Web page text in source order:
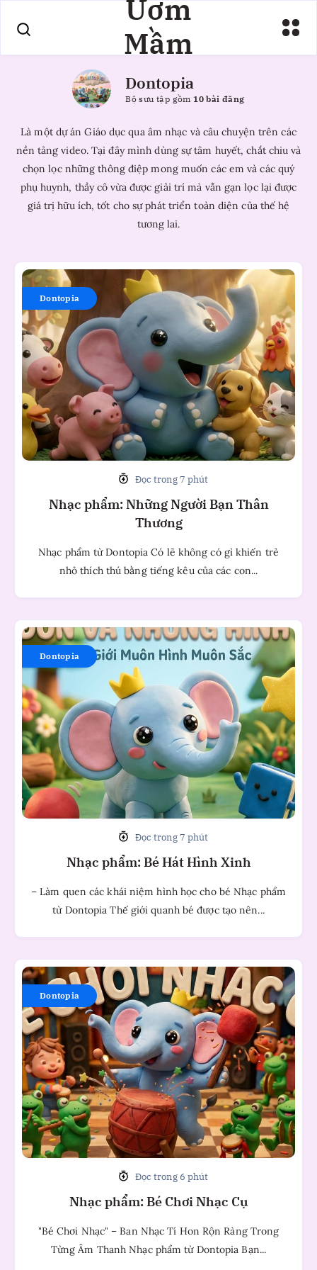
Ươm
Mầm
Dontopia
Bộ sưu tập gồm10 bài đăng
Là một dự án Giáo dục qua âm nhạc và câu chuyện trên các
nền tảng video. Tại đây mình dùng sự tâm huyết, chắt chiu và
chọn lọc những thông điệp mong muốn các em và các quý
phụ huynh, thầy cô vừa được giải trí mà vẫn gạn lọc lại được
giá trị hữu ích, tốt cho sự phát triển toàn diện của thế hệ
tương lai.
Nhạc
phẩm:
Những
Người
Bạn
Thân
Thương
Dontopia
Đọc trong 7 phút
Nhạc phẩm: Những Người Bạn Thân
Thương
Nhạc phẩm từ Dontopia Có lẽ không có gì khiến trẻ
nhỏ thích thú bằng tiếng kêu của các con...
Nhạc
phẩm:
Bé
Hát
Hình
Xinh
Dontopia
Đọc trong 7 phút
Nhạc phẩm: Bé Hát Hình Xinh
– Làm quen các khái niệm hình học cho bé Nhạc phẩm
từ Dontopia Thế giới quanh bé được tạo nên...
Nhạc
phẩm:
Bé
Chơi
Nhạc
Cụ
Dontopia
Đọc trong 6 phút
Nhạc phẩm: Bé Chơi Nhạc Cụ
"Bé Chơi Nhạc" – Ban Nhạc Tí Hon Rộn Ràng Trong
Từng Âm Thanh Nhạc phẩm từ Dontopia Bạn...